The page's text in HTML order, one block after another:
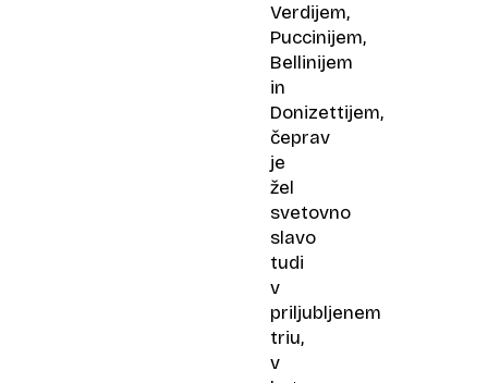
Verdijem,
Puccinijem,
Bellinijem
in
Donizettijem,
čeprav
je
žel
svetovno
slavo
tudi
v
priljubljenem
triu,
v